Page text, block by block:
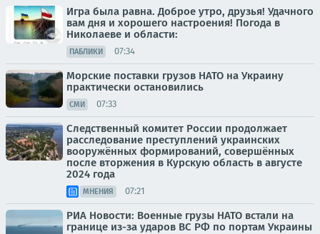
Игра была равна. Доброе утро, друзья! Удачного
вам дня и хорошего настроения! Погода в
Николаеве и области:
ПАБЛИКИ 07:34
Морские поставки грузов НАТО на Украину
практически остановились
СМИ 07:33
Следственный комитет России продолжает
расследование преступлений украинских
вооружённых формирований, совершённых
после вторжения в Курскую область в августе
2024 года
МНЕНИЯ 07:21
РИА Новости: Военные грузы НАТО встали на
границе из-за ударов ВС РФ по портам Украины